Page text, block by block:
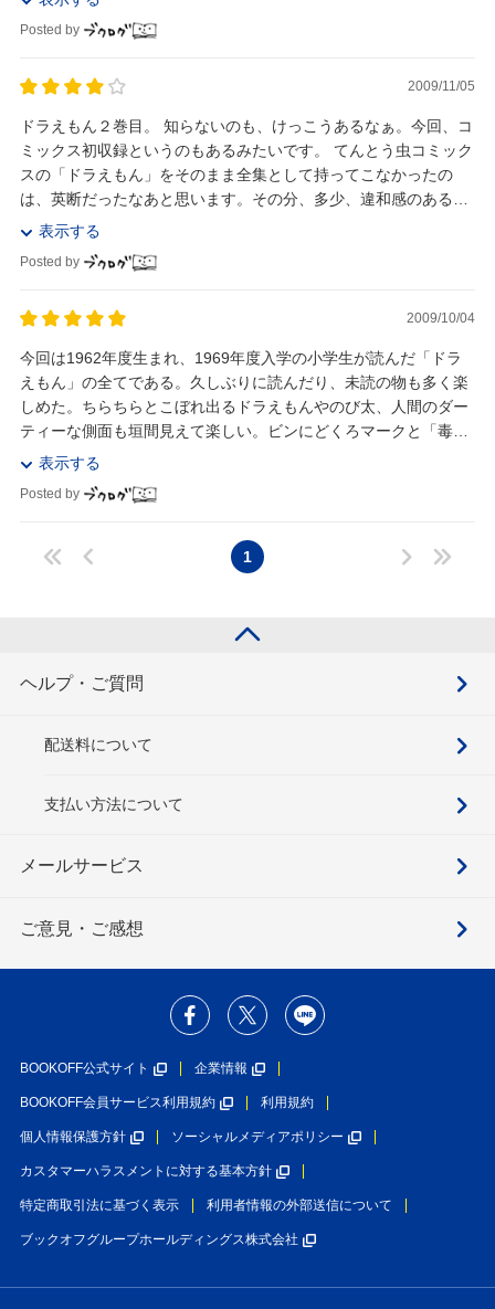
Posted by
2009/11/05
ドラえもん２巻目。 知らないのも、けっこうあるなぁ。今回、コ
ミックス初収録というのもあるみたいです。 てんとう虫コミック
スの「ドラえもん」をそのまま全集として持ってこなかったの
は、英断だったなあと思います。その分、多少、違和感のあると
表示する
Posted by
2009/10/04
今回は1962年度生まれ、1969年度入学の小学生が読んだ「ドラ
えもん」の全てである。久しぶりに読んだり、未読の物も多く楽
しめた。ちらちらとこぼれ出るドラえもんやのび太、人間のダー
ティーな側面も垣間見えて楽しい。ビンにどくろマークと「毒」
と書いてあれば誰も飲まないが、ポップな包み...
表示する
Posted by
1
ヘルプ・ご質問
配送料について
支払い方法について
メールサービス
ご意見・ご感想
BOOKOFF公式サイト 企業情報
BOOKOFF会員サービス利用規約 利用規約
個人情報保護方針 ソーシャルメディアポリシー
カスタマーハラスメントに対する基本方針
特定商取引法に基づく表示 利用者情報の外部送信について
ブックオフグループホールディングス株式会社